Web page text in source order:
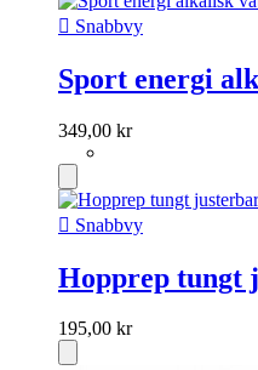
 Snabbvy
Sport energi
349,00 kr
 Snabbvy
Hopprep tungt
195,00 kr